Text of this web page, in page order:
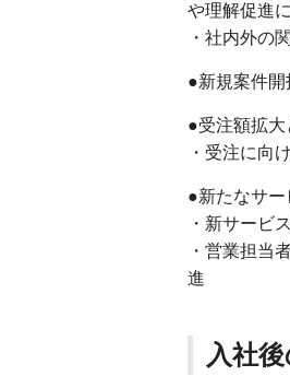
や理解促進
・社内外の
●新規案件開
●受注額拡大
・受注に向
●新たなサー
・新サービ
・営業担当
進
入社